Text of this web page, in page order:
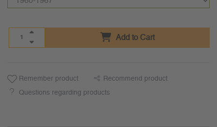
Add to Cart
Remember product Recommend product
Questions regarding products